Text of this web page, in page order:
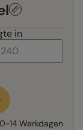
in
14 Werkdagen